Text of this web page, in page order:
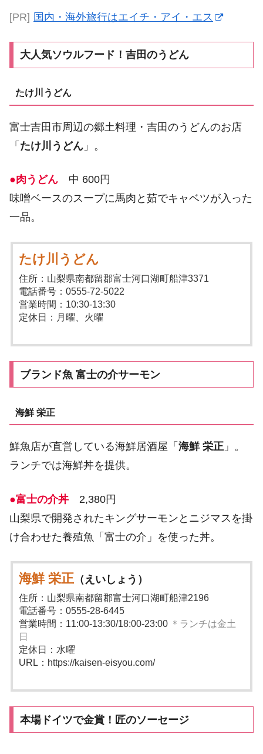
[PR] 国内・海外旅行はエイチ・アイ・エス
大人気ソウルフード！吉田のうどん
たけ川うどん
富士吉田市周辺の郷土料理・吉田のうどんのお店
「 たけ川うどん 」。
●肉うどん 中 600円
味噌ベースのスープに馬肉と茹でキャベツが入った
一品。
たけ川うどん
住所：山梨県南都留郡富士河口湖町船津3371
電話番号：0555-72-5022
営業時間：10:30-13:30
定休日：月曜、火曜
ブランド魚 富士の介サーモン
海鮮 栄正
鮮魚店が直営している海鮮居酒屋「 海鮮 栄正 」。
ランチでは海鮮丼を提供。
●富士の介丼 2,380円
山梨県で開発されたキングサーモンとニジマスを掛
け合わせた養殖魚「富士の介」を使った丼。
海鮮 栄正 （えいしょう）
住所：山梨県南都留郡富士河口湖町船津2196
電話番号：0555-28-6445
営業時間：11:00-13:30/18:00-23:00 ＊ランチは金土
日
定休日：水曜
URL：https://kaisen-eisyou.com/
本場ドイツで金賞！匠のソーセージ